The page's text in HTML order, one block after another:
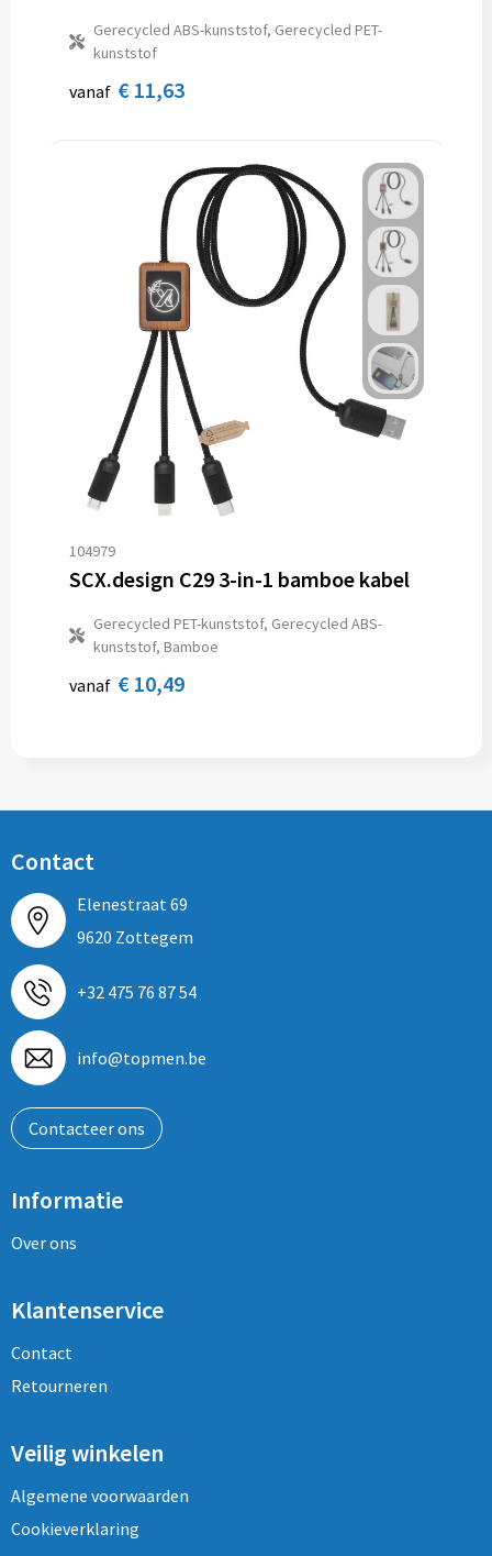
Gerecycled ABS-kunststof, Gerecycled PET-
kunststof
vanaf € 11,63
104979
SCX.design C29 3-in-1 bamboe kabel
Gerecycled PET-kunststof, Gerecycled ABS-
kunststof, Bamboe
vanaf € 10,49
Contact
Elenestraat 69
9620 Zottegem
+32 475 76 87 54
info@topmen.be
Contacteer ons
Informatie
Over ons
Klantenservice
Contact
Retourneren
Veilig winkelen
Algemene voorwaarden
Cookieverklaring